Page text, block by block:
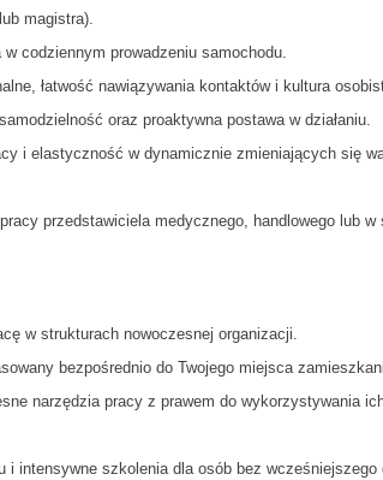
magistra).
codziennym prowadzeniu samochodu.
łatwość nawiązywania kontaktów i kultura
oraz proaktywna postawa w działaniu.
i elastyczność w dynamicznie zmieniających się
przedstawiciela medycznego, handlowego lub w
w strukturach nowoczesnej organizacji.
bezpośrednio do Twojego miejsca
narzędzia pracy z prawem do wykorzystywania
i intensywne szkolenia dla osób bez wcześniejszego